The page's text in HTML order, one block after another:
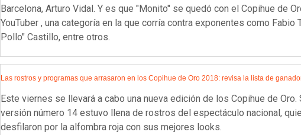
Barcelona, Arturo Vidal. Y es que "Monito" se quedó con el Copihue de
YouTuber , una categoría en la que corría contra exponentes como Fabio
Pollo" Castillo, entre otros.
Las rostros y programas que arrasaron en los Copihue de Oro 2018: revisa la lista de
Este viernes se llevará a cabo una nueva edición de los Copihue de Oro.
versión número 14 estuvo llena de rostros del espectáculo nacional,
desfilaron por la alfombra roja con sus mejores looks.